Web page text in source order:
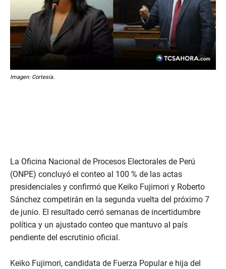
Imagen: Cortesía.
La Oficina Nacional de Procesos Electorales de Perú
(ONPE) concluyó el conteo al 100 % de las actas
presidenciales y confirmó que Keiko Fujimori y Roberto
Sánchez competirán en la segunda vuelta del próximo 7
de junio. El resultado cerró semanas de incertidumbre
política y un ajustado conteo que mantuvo al país
pendiente del escrutinio oficial.
Keiko Fujimori, candidata de Fuerza Popular e hija del